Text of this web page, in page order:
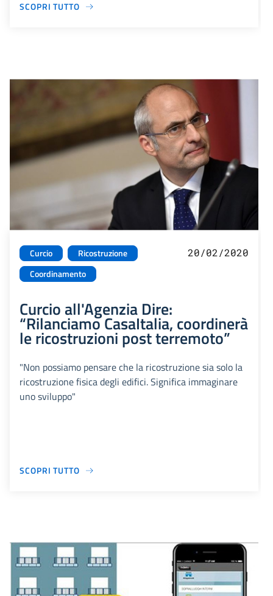
SCOPRI TUTTO
Curcio
Ricostruzione
Coordinamento
20/02/2020
Curcio all'Agenzia Dire:
“Rilanciamo CasaItalia, coordinerà
le ricostruzioni post terremoto”
"Non possiamo pensare che la ricostruzione sia solo la
ricostruzione fisica degli edifici. Significa immaginare
uno sviluppo"
SCOPRI TUTTO